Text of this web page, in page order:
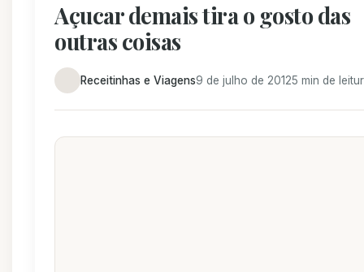
Açucar demais tira o gosto das
outras coisas
Receitinhas e Viagens9 de julho de 20125 min de